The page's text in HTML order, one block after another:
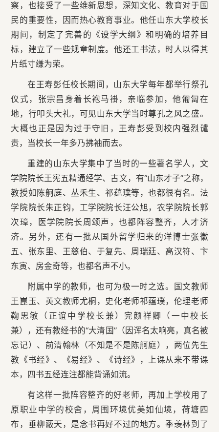
察，也接受了一些维新思想，深知文化、教育对于国
民的重要性，因而热心教育事业。他任山东大学校长
期间，制定了完善的《设学大纲》和明确的培养目
标，建立了一些规章制度。他还工书法，时人以得其
片纸寸缣为荣。
在王寿彭任校长期间，山东大学每年都举行祭孔
仪式，张宗昌身着长袍马褂，亲临参加，他匍匐在
地，行叩头大礼，可见山东大学当时尊孔之风之盛。
大概也正是因为过于守旧，王寿彭受到校内强烈谴
责，当校长一年多乃拂袖而去。
重建的山东大学集中了当时的一些著名学人，文
学院院长王宪五精通经学、古文，有“山东才子”之称，
教授如陈舸庭、丛禾生、祁蕴璞等，也都很有名。法
学院院长朱正钧，工学院院长汪公旭，农学院院长郭
次璋，医学院院长周颂声，也都阵容整齐，人才济
济。另外，还有一批从国外留学归来的洋博士张徽
五、张东里、王慈伯、于复先、周瑞廷、高汉符、卞
东寅、房金奇等，也都名声不小。
附属中学的教师，也可为极一时之选。国文教师
王崑玉、英文教师尤桐，史化老师祁蕴璞，伦理老师
鞠思敏（正谊中学校长兼）完颜祥卿（一中校长
兼），还有教经书的“大清国”（因诨名太响亮，真名被
忘记）、前清翰林（不知是不是陈舸庭），两位先生
教《书经》、《易经》、《诗经》，上课从来不带课
本，四书五经连注都能背诵如流。
有这样一批阵容整齐的好老师，再加上学校用了
原职业中学的校舍，周围环境优美如仙境，荷塘四
布，垂柳蔽天，是念书再好不过的地方。季羡林到了